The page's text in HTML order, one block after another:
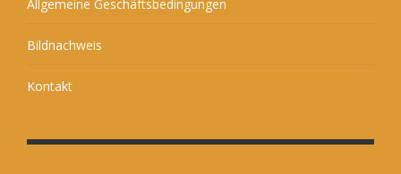
Allgemeine Geschäftsbedingungen
Bildnachweis
Kontakt